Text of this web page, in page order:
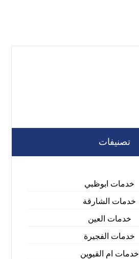
تصنيفات
خدمات ابوظبي
خدمات الشارقة
خدمات العين
خدمات الفجيرة
خدمات ام القيوين